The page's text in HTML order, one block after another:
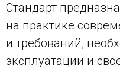
Стандарт
на практике
и требований,
эксплуатации и